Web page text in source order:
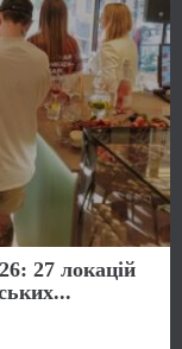
27 локацій